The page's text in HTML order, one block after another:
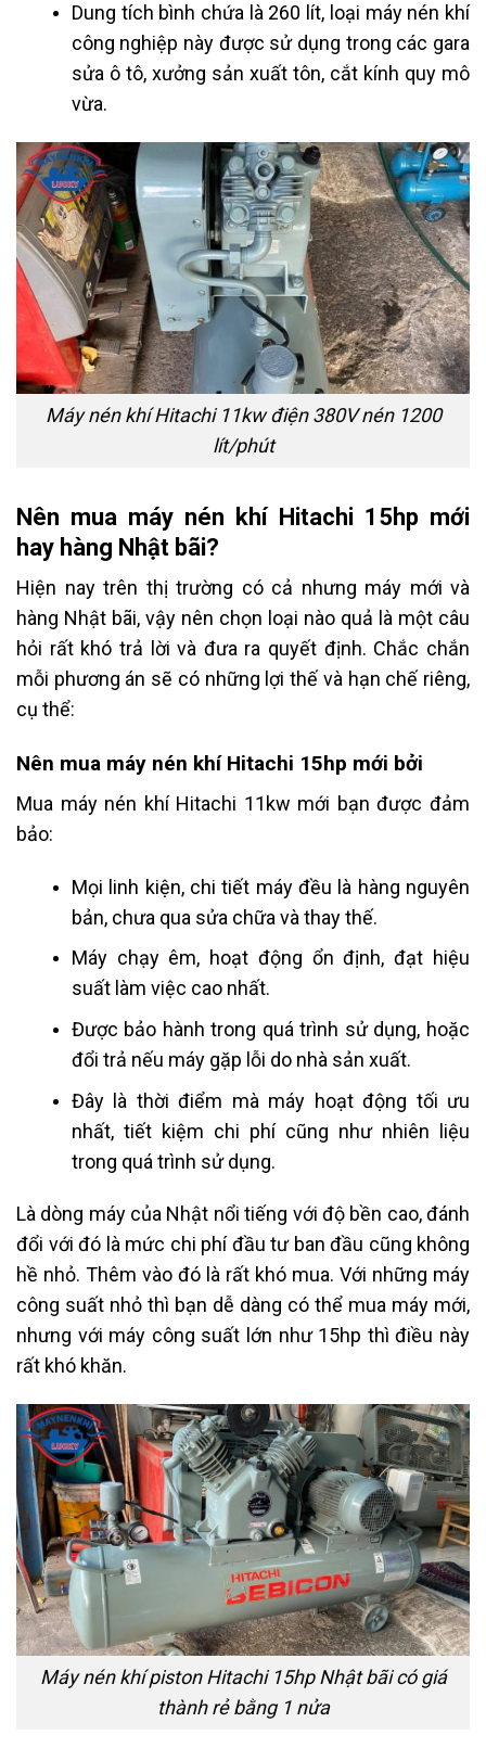
Dung tích bình chứa là 260 lít, loại máy nén khí
công nghiệp này được sử dụng trong các gara
sửa ô tô, xưởng sản xuất tôn, cắt kính quy mô
vừa.
Máy nén khí Hitachi 11kw điện 380V nén 1200
lít/phút
Nên mua máy nén khí Hitachi 15hp mới
hay hàng Nhật bãi?
Hiện nay trên thị trường có cả nhưng máy mới và
hàng Nhật bãi, vậy nên chọn loại nào quả là một câu
hỏi rất khó trả lời và đưa ra quyết định. Chắc chắn
mỗi phương án sẽ có những lợi thế và hạn chế riêng,
cụ thể:
Nên mua máy nén khí Hitachi 15hp mới bởi
Mua máy nén khí Hitachi 11kw mới bạn được đảm
bảo:
Mọi linh kiện, chi tiết máy đều là hàng nguyên
bản, chưa qua sửa chữa và thay thế.
Máy chạy êm, hoạt động ổn định, đạt hiệu
suất làm việc cao nhất.
Được bảo hành trong quá trình sử dụng, hoặc
đổi trả nếu máy gặp lỗi do nhà sản xuất.
Đây là thời điểm mà máy hoạt động tối ưu
nhất, tiết kiệm chi phí cũng như nhiên liệu
trong quá trình sử dụng.
Là dòng máy của Nhật nổi tiếng với độ bền cao, đánh
đổi với đó là mức chi phí đầu tư ban đầu cũng không
hề nhỏ. Thêm vào đó là rất khó mua. Với những máy
công suất nhỏ thì bạn dễ dàng có thể mua máy mới,
nhưng với máy công suất lớn như 15hp thì điều này
rất khó khăn.
Máy nén khí piston Hitachi 15hp Nhật bãi có giá
thành rẻ bằng 1 nửa